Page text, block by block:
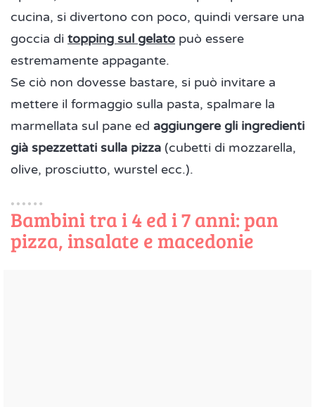
cucina, si divertono con poco, quindi versare una
goccia di topping sul gelato può essere
estremamente appagante.
Se ciò non dovesse bastare, si può invitare a
mettere il formaggio sulla pasta, spalmare la
marmellata sul pane ed aggiungere gli ingredienti
già spezzettati sulla pizza (cubetti di mozzarella,
olive, prosciutto, wurstel ecc.).
Bambini tra i 4 ed i 7 anni: pan
pizza, insalate e macedonie